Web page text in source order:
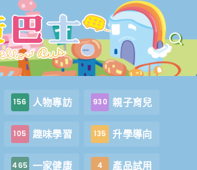
156 人物專訪 930 親子育兒
105 趣味學習 135 升學導向
465 一家健康 4 產品試用